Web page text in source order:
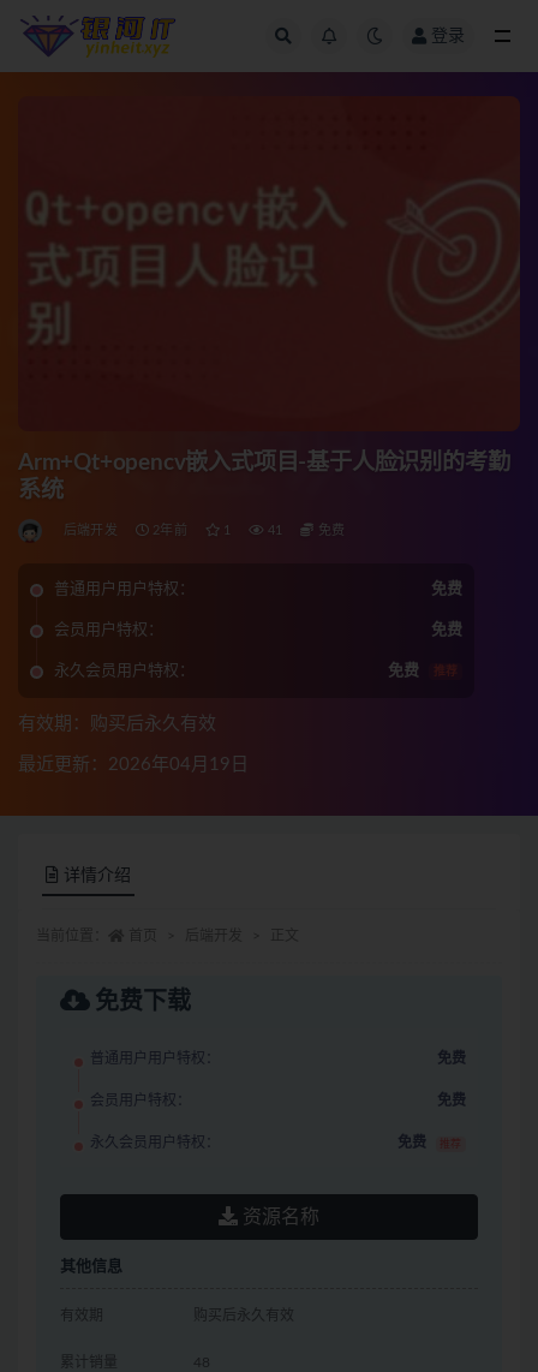
登录
Arm+Qt+opencv嵌入式项目-基于人脸识别的考勤
系统
后端开发 2年前 1 41 免费
普通用户用户特权： 免费
会员用户特权： 免费
永久会员用户特权： 免费 推荐
有效期：购买后永久有效
最近更新：2026年04月19日
详情介绍
免费下载
普通用户用户特权： 免费
会员用户特权： 免费
永久会员用户特权： 免费 推荐
资源名称
其他信息
有效期 购买后永久有效
累计销量 48